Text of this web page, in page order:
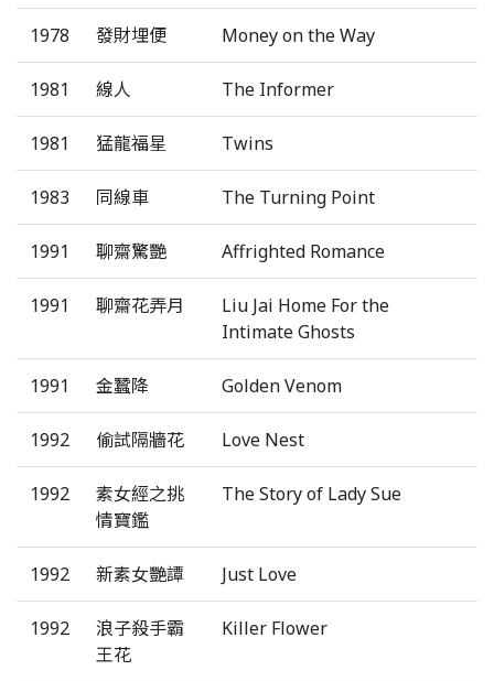
1978 發財埋便 Money on the Way
1981 線人 The Informer
1981 猛龍福星 Twins
1983 同線車 The Turning Point
1991 聊齋驚艷 Affrighted Romance
1991 聊齋花弄月
Liu Jai Home For the
Intimate Ghosts
1991 金蠶降 Golden Venom
1992 偷試隔牆花 Love Nest
1992
素女經之挑
情寶鑑
The Story of Lady Sue
1992 新素女艷譚 Just Love
1992
浪子殺手霸
王花
Killer Flower